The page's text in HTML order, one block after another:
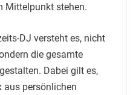
Mittelpunkt stehen.
DJ versteht es, nicht
die gesamte
Dabei gilt es,
aus persönlichen